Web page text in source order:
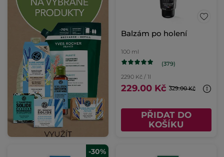
Balzám po holení
100 ml
(379)
2290 Kč / 1l
229.00 Kč 329.00 Kč
PŘIDAT DO
KOŠÍKU
-30%